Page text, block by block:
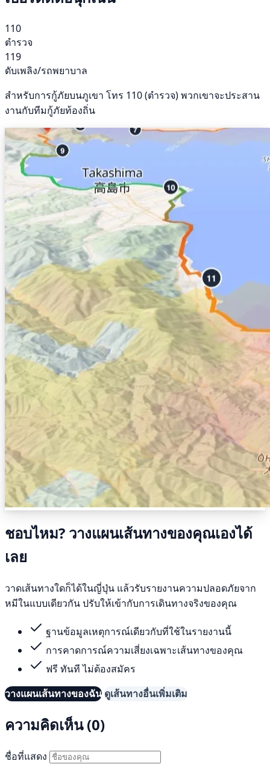
110
ตำรวจ
119
ดับเพลิง/รถพยาบาล
สำหรับการกู้ภัยบนภูเขา โทร 110 (ตำรวจ) พวกเขาจะประสาน
งานกับทีมกู้ภัยท้องถิ่น
ชอบไหม? วางแผนเส้นทางของคุณเองได้
เลย
วาดเส้นทางใดก็ได้ในญี่ปุ่น แล้วรับรายงานความปลอดภัยจาก
หมีในแบบเดียวกัน ปรับให้เข้ากับการเดินทางจริงของคุณ
ฐานข้อมูลเหตุการณ์เดียวกับที่ใช้ในรายงานนี้
การคาดการณ์ความเสี่ยงเฉพาะเส้นทางของคุณ
ฟรี ทันที ไม่ต้องสมัคร
วางแผนเส้นทางของฉัน ดูเส้นทางอื่นเพิ่มเติม
ความคิดเห็น (0)
ชื่อที่แสดง